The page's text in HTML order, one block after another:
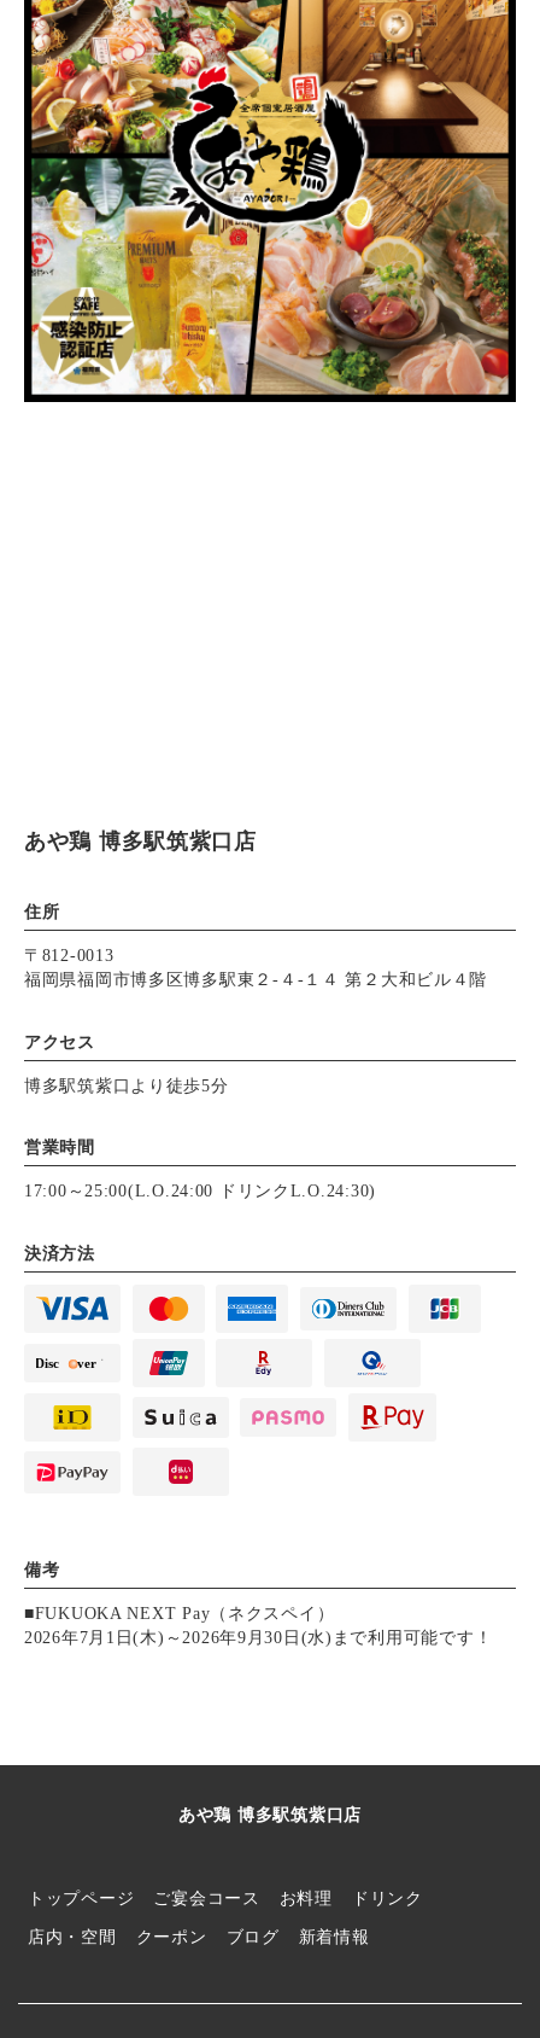
あや鶏 博多駅筑紫口店
住所
〒812-0013
福岡県福岡市博多区博多駅東２-４-１４ 第２大和ビル４階
アクセス
博多駅筑紫口より徒歩5分
営業時間
17:00～25:00(L.O.24:00 ドリンクL.O.24:30)
決済方法
備考
■FUKUOKA NEXT Pay（ネクスペイ）
2026年7月1日(木)～2026年9月30日(水)まで利用可能です！
あや鶏 博多駅筑紫口店
トップページ ご宴会コース お料理 ドリンク
店内・空間 クーポン ブログ 新着情報